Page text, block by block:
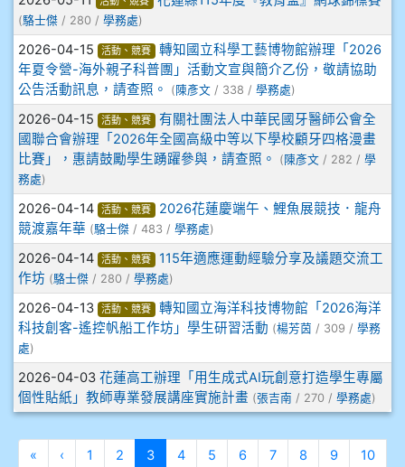
910謝尚橙
910呂芃澔
910溫婕伶
911王祉傑
911張 婷
912彭子宸
914王苡澄
(駱士傑 / 280 / 學務處)
2026-04-15 活動、競賽
轉知國立科學工藝博物館辦理「2026
年夏令營-海外親子科普團」活動文宣與簡介乙份，敬請協助
公告活動訊息，請查照。
(陳彥文 / 338 / 學務處)
2026-04-15 活動、競賽
有關社團法人中華民國牙醫師公會全
國聯合會辦理「2026年全國高級中等以下學校顧牙四格漫畫
比賽」，惠請鼓勵學生踴躍參與，請查照。
( 陳彥文 / 282 / 學
務處)
2026-04-14 活動、競賽
2026花蓮慶端午、鯉魚展競技．龍舟
競渡嘉年華 (駱士傑 / 483 / 學務處)
2026-04-14 活動、競賽
115年適應運動經驗分享及議題交流工
作坊 (駱士傑 / 280 / 學務處)
2026-04-13 活動、競賽
轉知國立海洋科技博物館「2026海洋
科技創客-遙控帆船工作坊」學生研習活動 (楊芳茵 / 309 / 學務
處)
2026-04-03 花蓮高工辦理「用生成式AI玩創意打造學生專屬
個性貼紙」教師專業發展講座實施計畫 (張吉南 / 270 / 學務處)
« 第一頁
‹ 上一頁
1 2 3(目前頁次)
4 5 6 7 8 9
10